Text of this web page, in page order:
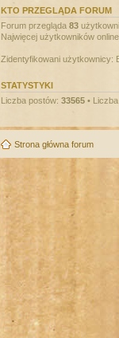
KTO PRZEGLĄDA FORUM
Forum przegląda 83
Najwięcej użytkowników
Zidentyfikowani użytkownicy:
STATYSTYKI
Liczba postów: 33565 •
Strona główna forum